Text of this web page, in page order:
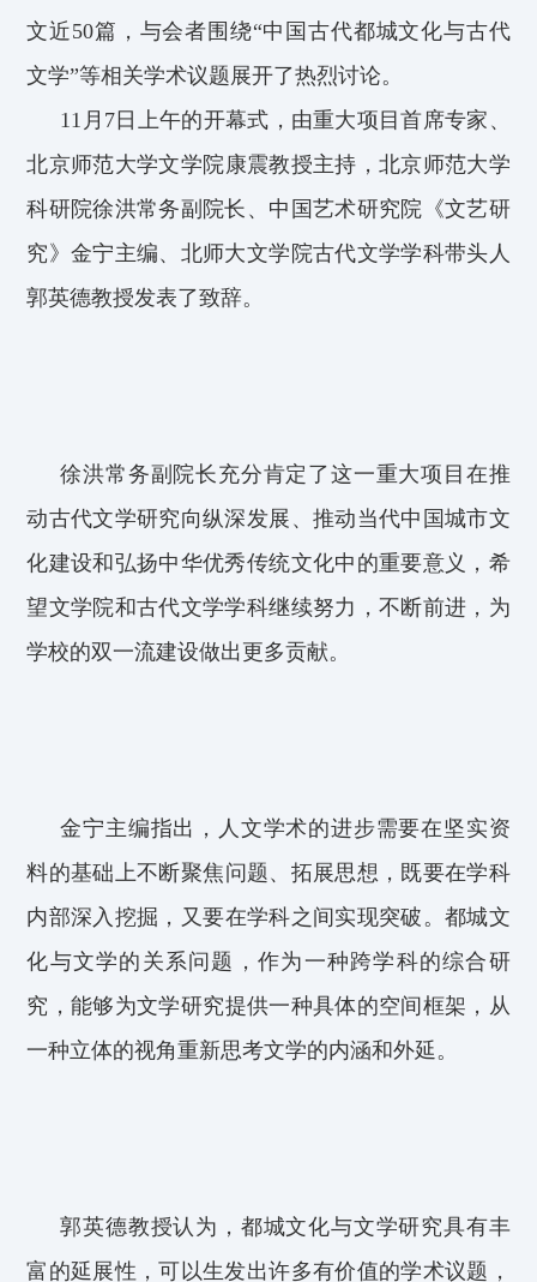
文近50篇，与会者围绕“中国古代都城文化与古代
文学”等相关学术议题展开了热烈讨论。
11月 7 日上午的开幕式，由重大项目首席专家、
北京师范大学文学院康震教授主持 ， 北京师范大学
科研院徐洪常务副院长 、中国艺术研究院《文艺研
究》金宁主编、 北师大文学院古代文学学科带头人
郭英德教授发表了致辞。
徐洪常务副院长充分肯定了这一重大项目 在推
动古代文学研究向纵深发展 、 推动当代中国城市文
化建设和 弘扬中华优秀传统文化中 的重要意义 ，希
望文学院和古代文学学科继续努力，不断前进，为
学校的双一流建设做出更多贡献。
金宁主编指出， 人文学术的进步需要在坚实资
料的基础上不断聚焦问题、 拓展思想， 既要在学科
内部深入 挖掘 ， 又要在学科之间 实现突破。 都城文
化与文学的关系问题 ，作为一种跨学科的综合研
究，能够为文学研究提供一种具体的空间框架 ， 从
一种立体的视角重新思考文学的内涵和外延。
郭英德教授认为 ， 都城文化与文学研究具有丰
富的延展性 ，可以生发出许多有价值的学术议题，